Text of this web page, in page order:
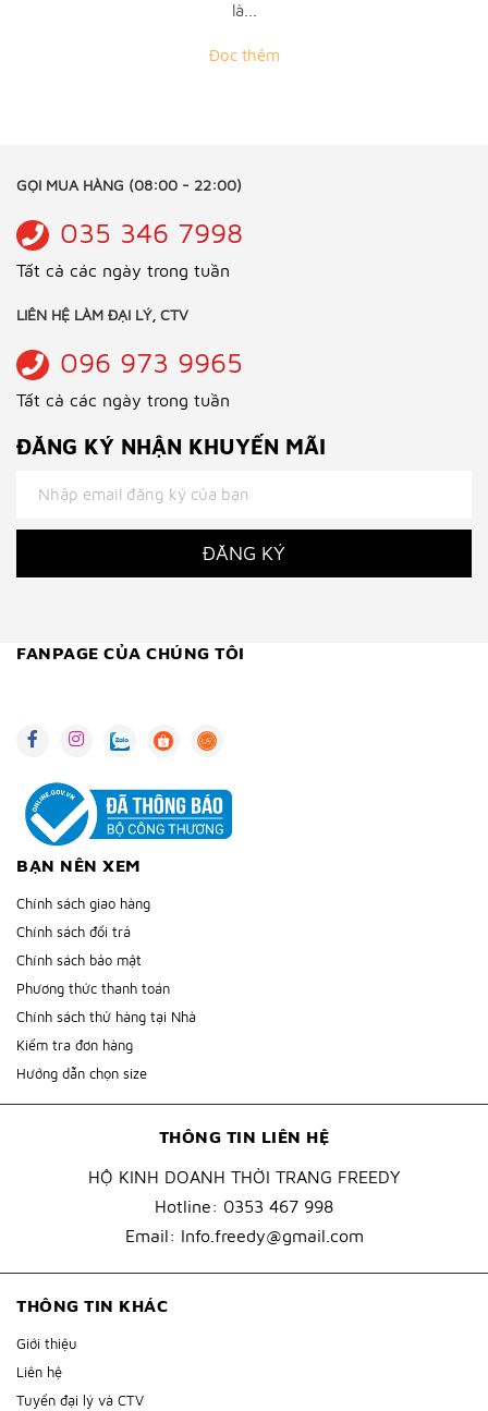
là...
Đọc thêm
GỌI MUA HÀNG (08:00 - 22:00)
035 346 7998
Tất cả các ngày trong tuần
LIÊN HỆ LÀM ĐẠI LÝ, CTV
096 973 9965
Tất cả các ngày trong tuần
ĐĂNG KÝ NHẬN KHUYẾN MÃI
ĐĂNG KÝ
THÔNG TIN LIÊN HỆ
HỘ KINH DOANH THỜI TRANG FREEDY
Hotline: 0353 467 998
Email: Info.freedy@gmail.com
BẠN NÊN XEM
Chính sách giao hàng
Chính sách đổi trả
Chính sách bảo mật
Phương thức thanh toán
Chính sách thử hàng tại Nhà
Kiểm tra đơn hàng
Hướng dẫn chọn size
THÔNG TIN KHÁC
Giới thiệu
Liên hệ
Tuyển đại lý và CTV
FANPAGE CỦA CHÚNG TÔI